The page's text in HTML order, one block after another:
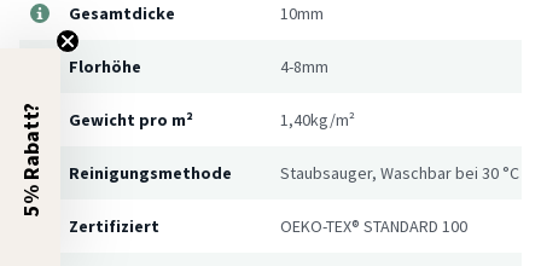
Gesamtdicke 10mm
Florhöhe 4-8mm
Gewicht pro m² 1,40kg/m²
Reinigungsmethode Staubsauger, Waschbar bei 30 °C
Zertifiziert OEKO-TEX® STANDARD 100
5% Rabatt?